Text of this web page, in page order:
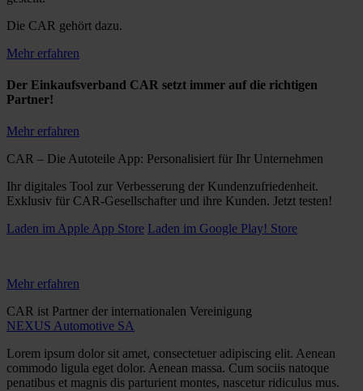
Die CAR gehört dazu.
Mehr erfahren
Der Einkaufsverband CAR setzt immer auf die richtigen
Partner!
Mehr erfahren
CAR – Die Autoteile App: Personalisiert für Ihr Unternehmen
Ihr digitales Tool zur Verbesserung der Kundenzufriedenheit.
Exklusiv für CAR-Gesellschafter und ihre Kunden. Jetzt testen!
Laden im Apple App Store Laden im Google Play! Store
Mehr erfahren
CAR ist Partner der internationalen Vereinigung
NEXUS Automotive SA
Lorem ipsum dolor sit amet, consectetuer adipiscing elit. Aenean
commodo ligula eget dolor. Aenean massa. Cum sociis natoque
penatibus et magnis dis parturient montes, nascetur ridiculus mus.